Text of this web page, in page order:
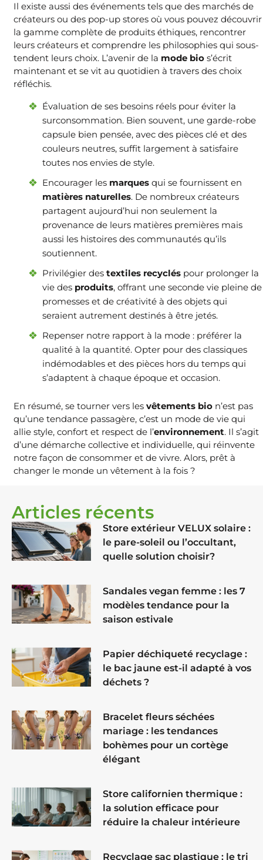
Articles récents
Store extérieur VELUX solaire :
le pare-soleil ou l’occultant,
quelle solution choisir?
Sandales vegan femme : les 7
modèles tendance pour la
saison estivale
Papier déchiqueté recyclage :
le bac jaune est-il adapté à vos
déchets ?
Bracelet fleurs séchées
mariage : les tendances
bohèmes pour un cortège
élégant
Store californien thermique :
la solution efficace pour
réduire la chaleur intérieure
Recyclage sac plastique : le tri
Il existe aussi des événements tels que des marchés de
créateurs ou des pop-up stores où vous pouvez découvrir
la gamme complète de produits éthiques, rencontrer
leurs créateurs et comprendre les philosophies qui sous-
tendent leurs choix. L’avenir de la mode bio s’écrit
maintenant et se vit au quotidien à travers des choix
réfléchis.
Évaluation de ses besoins réels pour éviter la
surconsommation. Bien souvent, une garde-robe
capsule bien pensée, avec des pièces clé et des
couleurs neutres, suffit largement à satisfaire
toutes nos envies de style.
Encourager les marques qui se fournissent en
matières naturelles. De nombreux créateurs
partagent aujourd’hui non seulement la
provenance de leurs matières premières mais
aussi les histoires des communautés qu’ils
soutiennent.
Privilégier des textiles recyclés pour prolonger la
vie des produits, offrant une seconde vie pleine de
promesses et de créativité à des objets qui
seraient autrement destinés à être jetés.
Repenser notre rapport à la mode : préférer la
qualité à la quantité. Opter pour des classiques
indémodables et des pièces hors du temps qui
s’adaptent à chaque époque et occasion.
En résumé, se tourner vers les vêtements bio n’est pas
qu’une tendance passagère, c’est un mode de vie qui
allie style, confort et respect de l’environnement. Il s’agit
d’une démarche collective et individuelle, qui réinvente
notre façon de consommer et de vivre. Alors, prêt à
changer le monde un vêtement à la fois ?